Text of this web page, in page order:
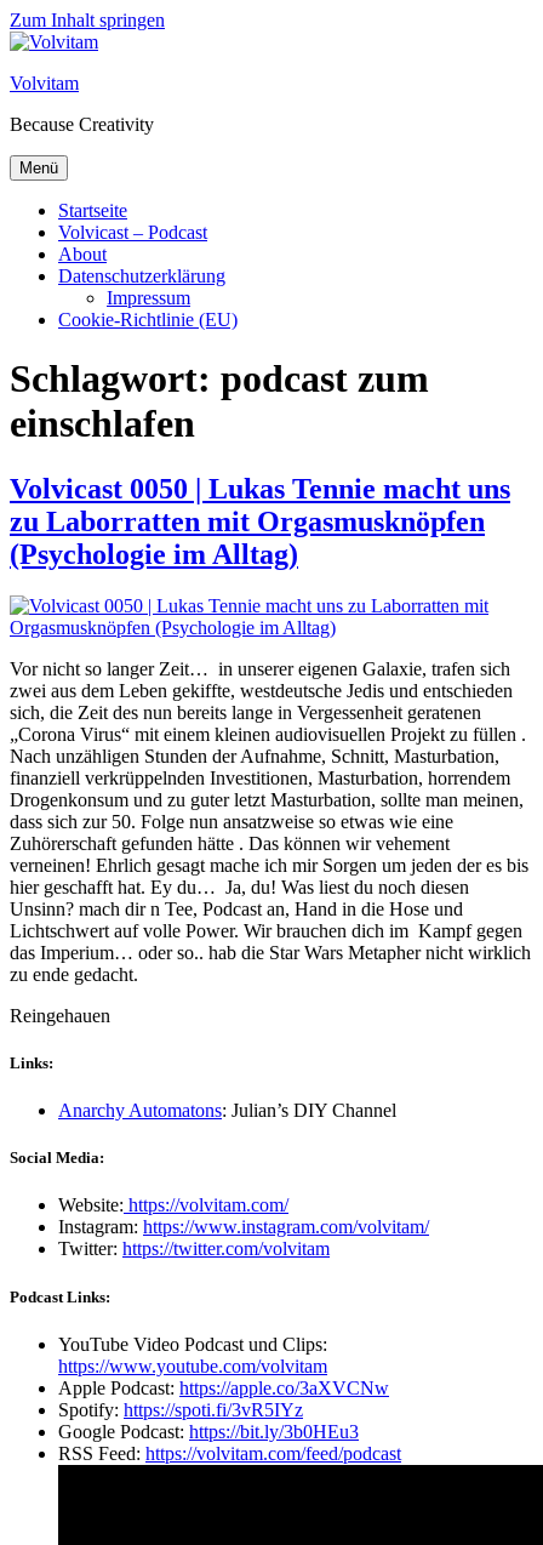
Zum Inhalt springen
Volvitam
Because Creativity
Menü
Startseite
Volvicast – Podcast
About
Datenschutzerklärung
Impressum
Cookie-Richtlinie (EU)
Schlagwort: podcast zum
einschlafen
Volvicast 0050 | Lukas Tennie macht uns
zu Laborratten mit Orgasmusknöpfen
(Psychologie im Alltag)
Vor nicht so langer Zeit… in unserer eigenen Galaxie, trafen sich
zwei aus dem Leben gekiffte, westdeutsche Jedis und entschieden
sich, die Zeit des nun bereits lange in Vergessenheit geratenen
„Corona Virus“ mit einem kleinen audiovisuellen Projekt zu füllen .
Nach unzähligen Stunden der Aufnahme, Schnitt, Masturbation,
finanziell verkrüppelnden Investitionen, Masturbation, horrendem
Drogenkonsum und zu guter letzt Masturbation, sollte man meinen,
dass sich zur 50. Folge nun ansatzweise so etwas wie eine
Zuhörerschaft gefunden hätte . Das können wir vehement
verneinen! Ehrlich gesagt mache ich mir Sorgen um jeden der es bis
hier geschafft hat. Ey du… Ja, du! Was liest du noch diesen
Unsinn? mach dir n Tee, Podcast an, Hand in die Hose und
Lichtschwert auf volle Power. Wir brauchen dich im Kampf gegen
das Imperium… oder so.. hab die Star Wars Metapher nicht wirklich
zu ende gedacht.
Reingehauen
Links:
Anarchy Automatons: Julian’s DIY Channel
Social Media:
Website: https://volvitam.com/
Instagram: https://www.instagram.com/volvitam/
Twitter: https://twitter.com/volvitam
Podcast Links:
YouTube Video Podcast und Clips:
https://www.youtube.com/volvitam
Apple Podcast: https://apple.co/3aXVCNw
Spotify: https://spoti.fi/3vR5IYz
Google Podcast: https://bit.ly/3b0HEu3
RSS Feed: https://volvitam.com/feed/podcast